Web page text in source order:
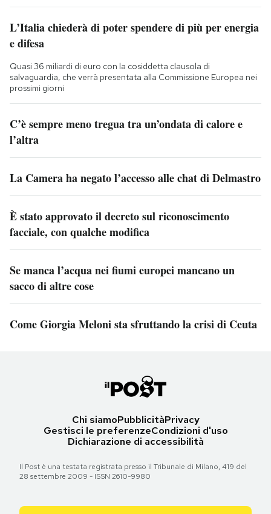
L’Italia chiederà di poter spendere di più per energia
e difesa
Quasi 36 miliardi di euro con la cosiddetta clausola di
salvaguardia, che verrà presentata alla Commissione Europea nei
prossimi giorni
C’è sempre meno tregua tra un’ondata di calore e
l’altra
La Camera ha negato l’accesso alle chat di Delmastro
È stato approvato il decreto sul riconoscimento
facciale, con qualche modifica
Se manca l’acqua nei fiumi europei mancano un
sacco di altre cose
Come Giorgia Meloni sta sfruttando la crisi di Ceuta
Chi siamoPubblicitàPrivacy
Gestisci le preferenzeCondizioni d'uso
Dichiarazione di accessibilità
Il Post è una testata registrata presso il Tribunale di Milano, 419 del
28 settembre 2009 - ISSN 2610-9980